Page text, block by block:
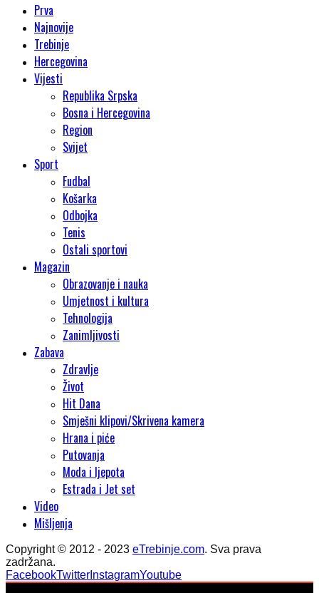
Prva
Najnovije
Trebinje
Hercegovina
Vijesti
Republika Srpska
Bosna i Hercegovina
Region
Svijet
Sport
Fudbal
Košarka
Odbojka
Tenis
Ostali sportovi
Magazin
Obrazovanje i nauka
Umjetnost i kultura
Tehnologija
Zanimljivosti
Zabava
Zdravlje
Život
Hit Dana
Smješni klipovi/Skrivena kamera
Hrana i piće
Putovanja
Moda i ljepota
Estrada i Jet set
Video
Mišljenja
Copyright © 2012 - 2023 eTrebinje.com. Sva prava
zadržana.
FacebookTwitter InstagramYoutube